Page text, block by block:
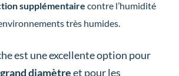
supplémentaire contre l’humidité
très humides.
est une excellente option pour
diamètreet pour les